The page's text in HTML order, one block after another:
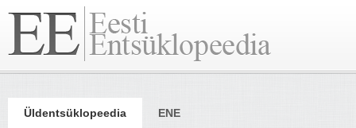
Üldentsüklopeedia ENE